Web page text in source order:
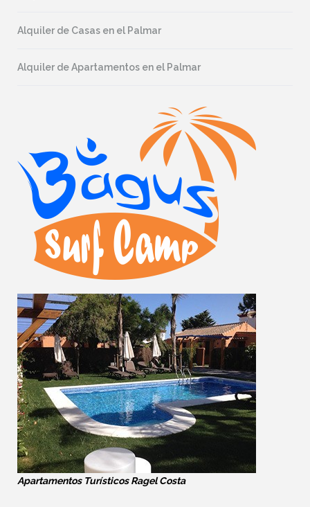
Alquiler de Casas en el Palmar
Alquiler de Apartamentos en el Palmar
Apartamentos Turísticos Ragel Costa